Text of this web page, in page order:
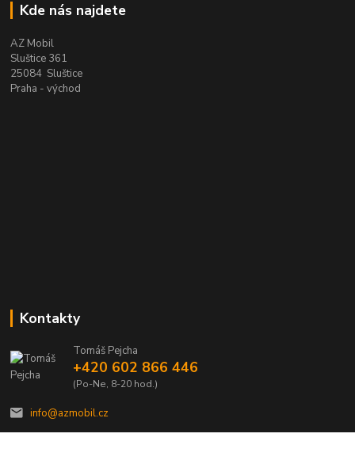
Kde nás najdete
AZ Mobil
Sluštice 361
25084 Sluštice
Praha - východ
Kontakty
Tomáš Pejcha
+420 602 866 446
(Po-Ne, 8-20 hod.)
info@azmobil.cz